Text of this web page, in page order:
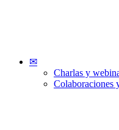
✉
Charlas y
Colaboraciones